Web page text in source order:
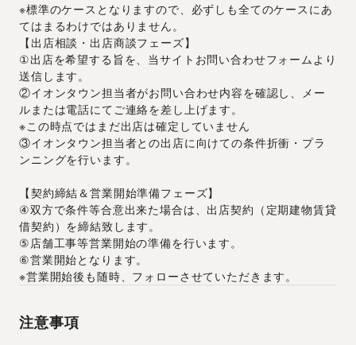
※標準のケースとなりますので、必ずしも全てのケースにあ
てはまるわけではありません。
【出店相談・出店商談フェーズ】
①出店を希望する旨を、当サイトお問い合わせフォームより
送信します。
②イオンタウン担当者がお問い合わせ内容を確認し、メー
ルまたは電話にてご連絡を差し上げます。
※この時点ではまだ出店は確定していません
③イオンタウン担当者との出店に向けての条件折衝・プラ
ンニングを行います。
【契約締結＆営業開始準備フェーズ】
④双方で条件等合意出来た場合は、出店契約（定期建物賃貸
借契約）を締結致します。
⑤店舗工事等営業開始の準備を行います。
⑥営業開始となります。
※営業開始後も随時、フォローさせていただきます。
注意事項